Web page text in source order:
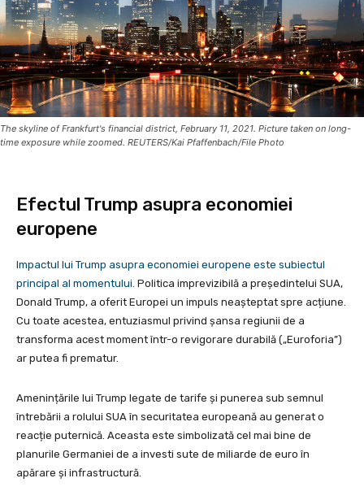
The skyline of Frankfurt's financial district, February 11, 2021. Picture taken on long-
time exposure while zoomed. REUTERS/Kai Pfaffenbach/File Photo
Efectul Trump asupra economiei
europene
Impactul lui Trump asupra economiei europene este subiectul
principal al momentului. Politica imprevizibilă a președintelui SUA,
Donald Trump, a oferit Europei un impuls neașteptat spre acțiune.
Cu toate acestea, entuziasmul privind șansa regiunii de a
transforma acest moment într-o revigorare durabilă („Euroforia”)
ar putea fi prematur.
Amenințările lui Trump legate de tarife și punerea sub semnul
întrebării a rolului SUA în securitatea europeană au generat o
reacție puternică. Aceasta este simbolizată cel mai bine de
planurile Germaniei de a investi sute de miliarde de euro în
apărare și infrastructură.